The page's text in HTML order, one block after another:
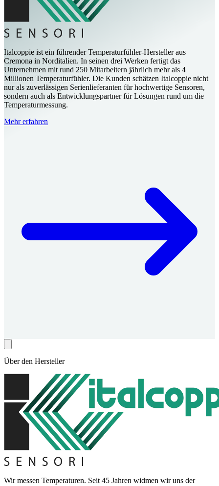
Italcoppie ist ein führender Temperaturfühler-Hersteller aus
Cremona in Norditalien. In seinen drei Werken fertigt das
Unternehmen mit rund 250 Mitarbeitern jährlich mehr als 4
Millionen Temperaturfühler. Die Kunden schätzen Italcoppie nicht
nur als zuverlässigen Serienlieferanten für hochwertige Sensoren,
sondern auch als Entwicklungspartner für Lösungen rund um die
Temperaturmessung.
Mehr erfahren
Über den Hersteller
Wir messen Temperaturen. Seit 45 Jahren widmen wir uns der